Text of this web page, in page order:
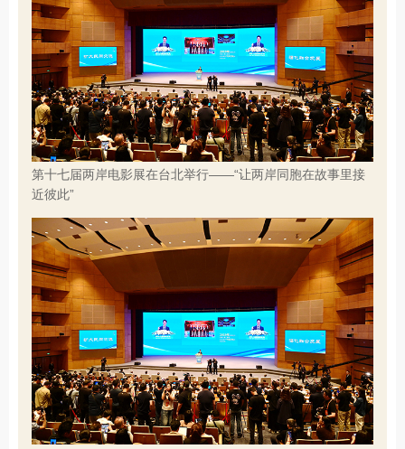
第十七届两岸电影展在台北举行——“让两岸同胞在故事里接
近彼此”